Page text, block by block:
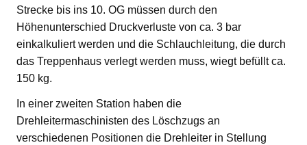
Strecke bis ins 10. OG müssen durch den
Höhenunterschied Druckverluste von ca. 3 bar
einkalkuliert werden und die Schlauchleitung, die durch
das Treppenhaus verlegt werden muss, wiegt befüllt ca.
150 kg.
In einer zweiten Station haben die
Drehleitermaschinisten des Löschzugs an
verschiedenen Positionen die Drehleiter in Stellung